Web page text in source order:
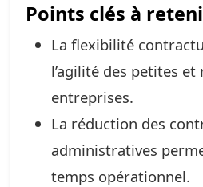
Points clés à
La flexibilité
l’agilité des petites et
entreprises.
La réduction des
administratives
temps opérationnel.